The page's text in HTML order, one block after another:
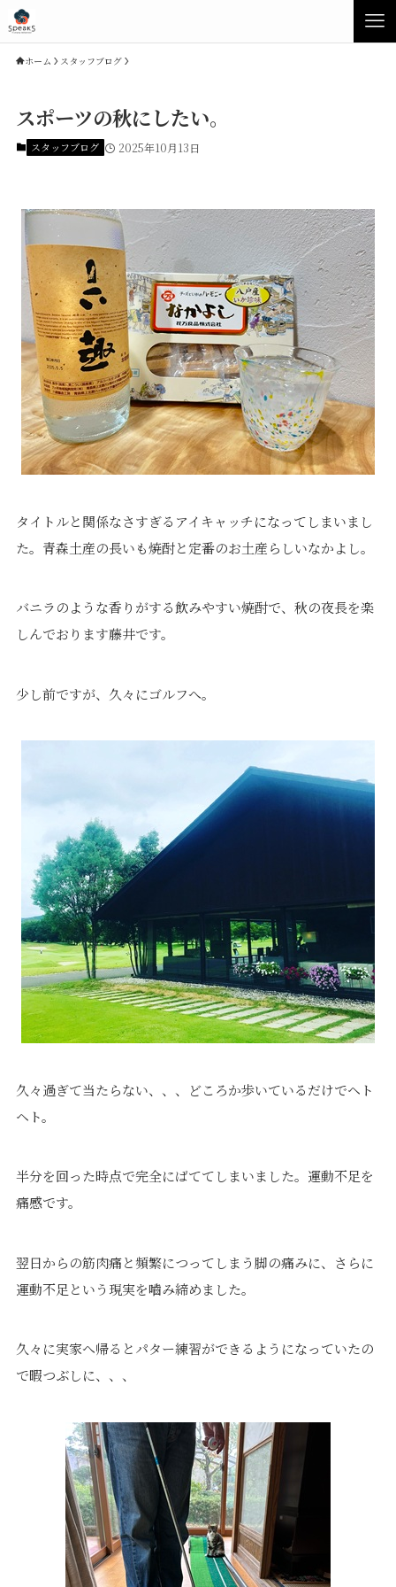
Concept
Speaksの家づくり
性能について
素材について
価格について
Product
イベント・見学会
展示場・モデルハウス
商品ラインナップ
建築実例・お客様イン
タビュー
価格・プラン
間取りプラン集
お知らせ
コラム
スタッフブログ
吉田のブログ
会社概要
セージ
スタッフ紹介
Other
リフォーム
来場予約
カタログ請求
ご紹介キャンペーン
プライバシーポリシー｜ サイトマップ｜トップページ
©speaks-test.
ホーム スタッフブログ
スポーツの秋にしたい。
スタッフブログ 2025年10月13日
タイトルと関係なさすぎるアイキャッチになってしまいまし
た。青森土産の長いも焼酎と定番のお土産らしいなかよし。
バニラのような香りがする飲みやすい焼酎で、秋の夜長を楽
しんでおります藤井です。
少し前ですが、久々にゴルフへ。
久々過ぎて当たらない、、、どころか歩いているだけでヘト
ヘト。
半分を回った時点で完全にばててしまいました。運動不足を
痛感です。
翌日からの筋肉痛と頻繁につってしまう脚の痛みに、さらに
運動不足という現実を嚙み締めました。
久々に実家へ帰るとパター練習ができるようになっていたの
で暇つぶしに、、、